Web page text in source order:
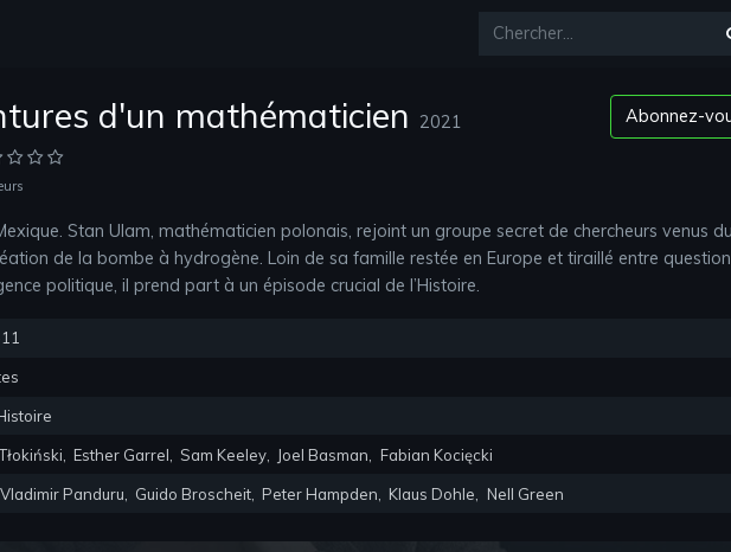
d'un mathématicien 2021 Abonnez-
Stan Ulam, mathématicien polonais, rejoint un groupe secret de chercheurs venus
de la bombe à hydrogène. Loin de sa famille restée en Europe et tiraillé entre
politique, il prend part à un épisode crucial de l’Histoire.
Esther Garrel Sam Keeley Joel Basman Fabian Kocięcki
Panduru Guido Broscheit, Peter Hampden Klaus Dohle Nell Green